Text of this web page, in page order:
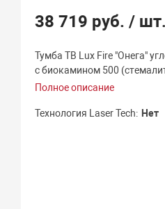
38 719 руб./ шт.
Тумба ТВ Lux Fire "Онега"
с биокамином 500
Полное описание
Технология Laser Tech Нет